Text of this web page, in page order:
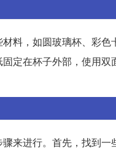
料，如圆玻璃杯、彩
定在杯子外部，使用
来进行。首先，找到